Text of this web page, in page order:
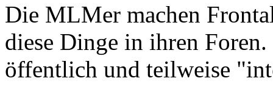
Die MLMer machen
diese Dinge in ihren
öffentlich und teilweise